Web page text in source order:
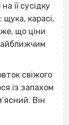
її сусідку
карасі,
що ціни
свіжого
із запахом
Він